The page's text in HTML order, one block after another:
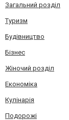
Загальний розділ
Туризм
Будівництво
Бізнес
Жіночий розділ
Економіка
Кулінарія
Подорожі